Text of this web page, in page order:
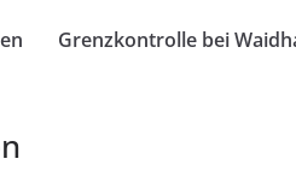
Grenzkontrolle bei